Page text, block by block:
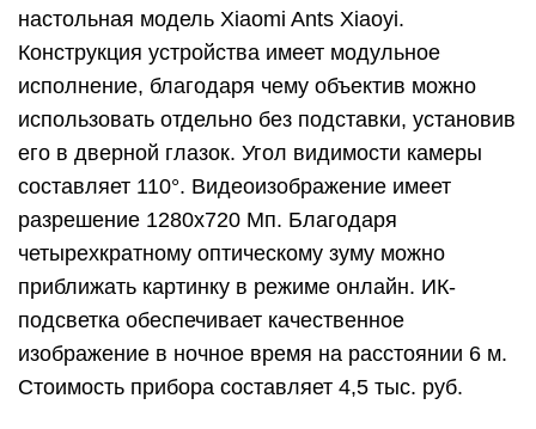
настольная модель Xiaomi Ants Xiaoyi.
Конструкция устройства имеет модульное
исполнение, благодаря чему объектив можно
использовать отдельно без подставки, установив
его в дверной глазок. Угол видимости камеры
составляет 110°. Видеоизображение имеет
разрешение 1280х720 Мп. Благодаря
четырехкратному оптическому зуму можно
приближать картинку в режиме онлайн. ИК-
подсветка обеспечивает качественное
изображение в ночное время на расстоянии 6 м.
Стоимость прибора составляет 4,5 тыс. руб.